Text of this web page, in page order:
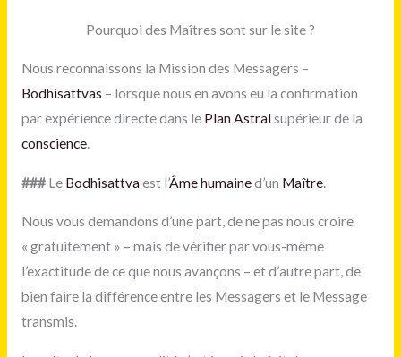
Pourquoi des Maîtres sont sur le site ?
Nous reconnaissons la Mission des Messagers –
Bodhisattvas – lorsque nous en avons eu la confirmation
par expérience directe dans le Plan Astralsupérieur de la
conscience.
### Le Bodhisattvaest l’Âme humained’un Maître.
Nous vous demandons d’une part, de ne pas nous croire
« gratuitement » – mais de vérifier par vous-même
l’exactitude de ce que nous avançons – et d’autre part, de
bien faire la différence entre les Messagers et le Message
transmis.